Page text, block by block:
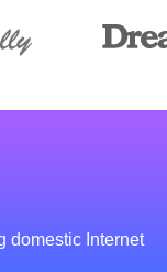
domestic Internet